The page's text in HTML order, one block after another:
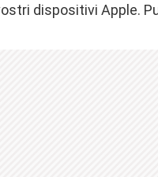
dispositivi Apple.